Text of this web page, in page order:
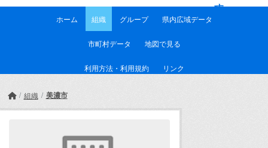
す
ホーム 組織 グループ 県内広域データ
市町村データ 地図で見る
利用方法・利用規約 リンク
組織 美濃市